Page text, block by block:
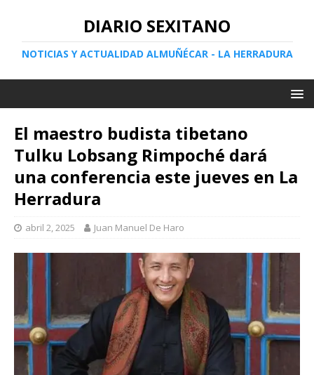
DIARIO SEXITANO
NOTICIAS Y ACTUALIDAD ALMUÑÉCAR - LA HERRADURA
El maestro budista tibetano
Tulku Lobsang Rimpoché dará
una conferencia este jueves en La
Herradura
abril 2, 2025 Juan Manuel De Haro